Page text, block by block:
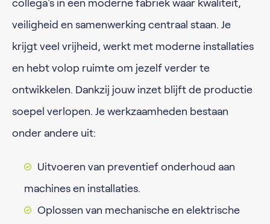
collega's in een moderne fabriek waar kwaliteit,
veiligheid en samenwerking centraal staan. Je
krijgt veel vrijheid, werkt met moderne installaties
en hebt volop ruimte om jezelf verder te
ontwikkelen. Dankzij jouw inzet blijft de productie
soepel verlopen. Je werkzaamheden bestaan
onder andere uit:
Uitvoeren van preventief onderhoud aan
machines en installaties.
Oplossen van mechanische en elektrische